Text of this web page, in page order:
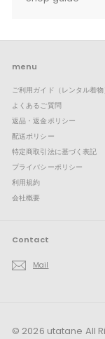
メ
ー
展
サ
ニ
ー
展
開
menu
ご利用ガイド（レンタル着物
よくあるご質問
返品・返金ポリシー
配送ポリシー
特定商取引法に基づく表記
プライバシーポリシー
利用規約
会社概要
Contact
Mail
© 2026 utatane All